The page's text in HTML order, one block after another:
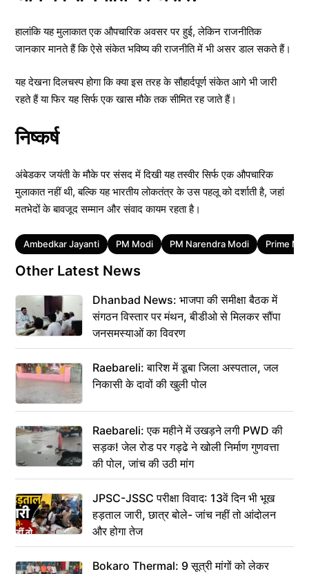
हालांकि यह मुलाकात एक औपचारिक अवसर पर हुई, लेकिन राजनीतिक
जानकार मानते हैं कि ऐसे संकेत भविष्य की राजनीति में भी असर डाल सकते हैं।
यह देखना दिलचस्प होगा कि क्या इस तरह के सौहार्दपूर्ण संकेत आगे भी जारी
रहते हैं या फिर यह सिर्फ एक खास मौके तक सीमित रह जाते हैं।
निष्कर्ष
अंबेडकर जयंती के मौके पर संसद में दिखी यह तस्वीर सिर्फ एक औपचारिक
मुलाकात नहीं थी, बल्कि यह भारतीय लोकतंत्र के उस पहलू को दर्शाती है, जहां
मतभेदों के बावजूद सम्मान और संवाद कायम रहता है।
Tags
Ambedkar Jayanti PM Modi PM Narendra Modi Prime
Other Latest News
Dhanbad News: भाजपा की समीक्षा बैठक में
संगठन विस्तार पर मंथन, बीडीओ से मिलकर सौंपा
जनसमस्याओं का विवरण
Raebareli: बारिश में डूबा जिला अस्पताल, जल
निकासी के दावों की खुली पोल
Raebareli: एक महीने में उखड़ने लगी PWD की
सड़क! जेल रोड पर गड्ढे ने खोली निर्माण गुणवत्ता
की पोल, जांच की उठी मांग
JPSC-JSSC परीक्षा विवाद: 13वें दिन भी भूख
हड़ताल जारी, छात्र बोले- जांच नहीं तो आंदोलन
और होगा तेज
Bokaro Thermal: 9 सूत्री मांगों को लेकर